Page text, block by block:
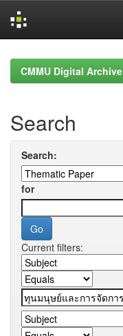
navigationCMMU Digital Archive
Search
Search:
for
Current filters: